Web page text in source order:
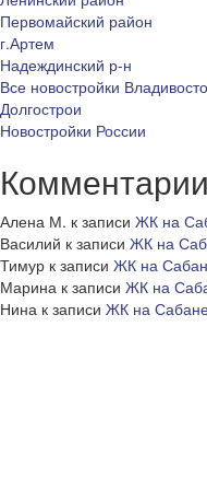
Первомайский район
г.Артем
Надеждинский р-н
Все новостройки
Долгострои
Новостройки России
Комментарии
Алена М. к записи ЖК на
Василий к записи ЖК на
Тимур к записи ЖК на
Марина к записи ЖК на
Нина к записи ЖК на